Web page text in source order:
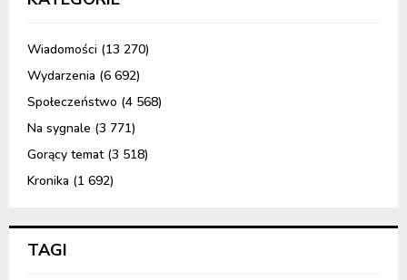
Wiadomości (13 270)
Wydarzenia (6 692)
Społeczeństwo (4 568)
Na sygnale (3 771)
Gorący temat(3 518)
Kronika (1 692)
TAGI